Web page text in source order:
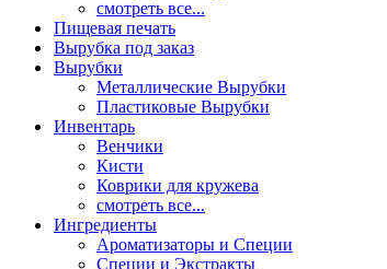
смотреть все...
Пищевая печать
Вырубка под заказ
Вырубки
Металлические Вырубки
Пластиковые Вырубки
Инвентарь
Венчики
Кисти
Коврики для кружева
смотреть все...
Ингредиенты
Ароматизаторы и Специи
Специи и Экстракты